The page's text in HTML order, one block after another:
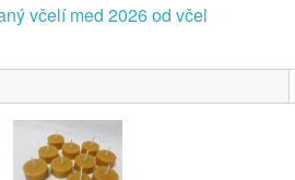
včelí med 2026 od včel